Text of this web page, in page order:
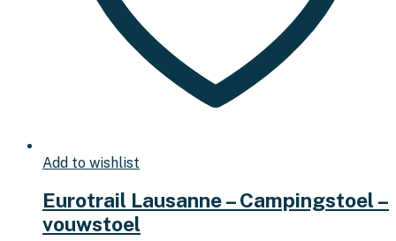
Add to wishlist
Eurotrail Lausanne – Campingstoel –
vouwstoel